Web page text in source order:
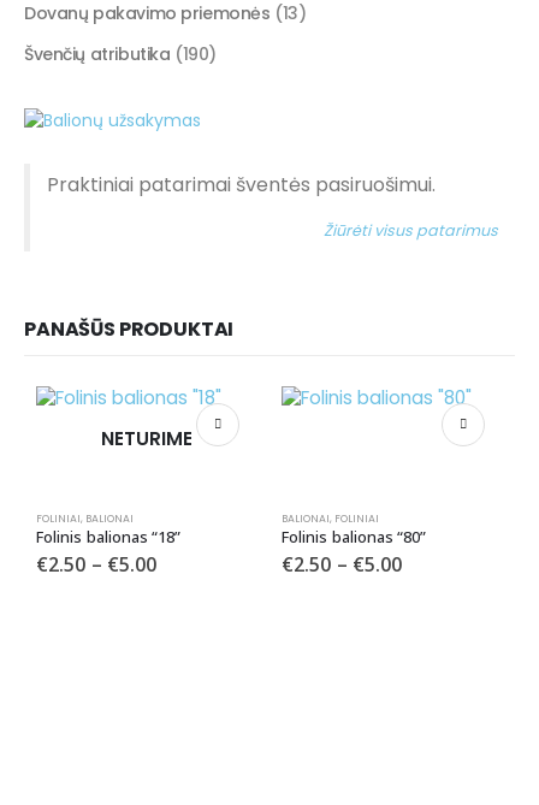
Dovanų pakavimo priemonės (13)
Švenčių atributika (190)
Praktiniai patarimai šventės pasiruošimui.
Žiūrėti visus patarimus
PANAŠŪS PRODUKTAI
NETURIME
FOLINIAI, BALIONAI
Folinis balionas “18”
€2.50 – €5.00
BALIONAI, FOLINIAI
Folinis balionas “80”
€2.50 – €5.00